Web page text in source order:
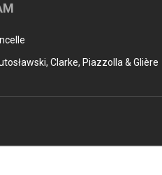
Clarke, Piazzolla & Glière